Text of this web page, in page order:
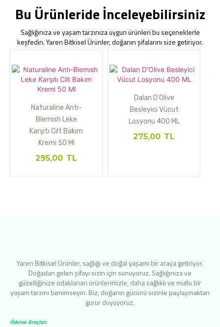
Bu Ürünleride İnceleyebilirsiniz
Sağlığınıza ve yaşam tarzınıza uygun ürünleri bu seçeneklerle
keşfedin. Yaren Bitkisel Ürünler, doğanın şifalarını size getiriyor.
Naturaline Antı-
Blemısh Leke
Karşıtı Cilt Bakım
Kremi 50 Ml
295,00 TL
Dalan D’Olive
Besleyici Vücut
Losyonu 400 ML
275,00 TL
Yaren Bitkisel Ürünler, sağlığı ve doğal yaşamı bir araya getiriyor.
Doğadan gelen şifayı sizin için sunuyoruz. Sağlığınıza ve
güzelliğinize odaklanan ürünlerimizle, daha sağlıklı ve mutlu bir
yaşam tarzını benimseyin. Biz, doğanın gücünü sizinle paylaşmaktan
gurur duyuyoruz.
Ödeme Araçları